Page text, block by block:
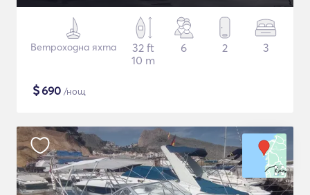
Ветроходна яхта
32 ft
10 m
6 2 3
$690 /нощ